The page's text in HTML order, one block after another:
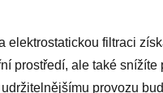
elektrostatickou filtraci
prostředí, ale také snížíte
provozu